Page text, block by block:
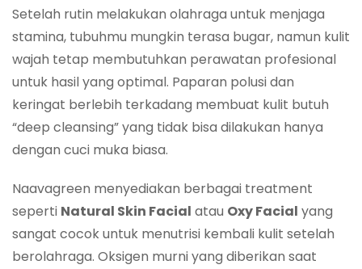
Setelah rutin melakukan olahraga untuk menjaga
stamina, tubuhmu mungkin terasa bugar, namun kulit
wajah tetap membutuhkan perawatan profesional
untuk hasil yang optimal. Paparan polusi dan
keringat berlebih terkadang membuat kulit butuh
“deep cleansing” yang tidak bisa dilakukan hanya
dengan cuci muka biasa.
Naavagreen menyediakan berbagai treatment
seperti Natural Skin Facial atau Oxy Facial yang
sangat cocok untuk menutrisi kembali kulit setelah
berolahraga. Oksigen murni yang diberikan saat